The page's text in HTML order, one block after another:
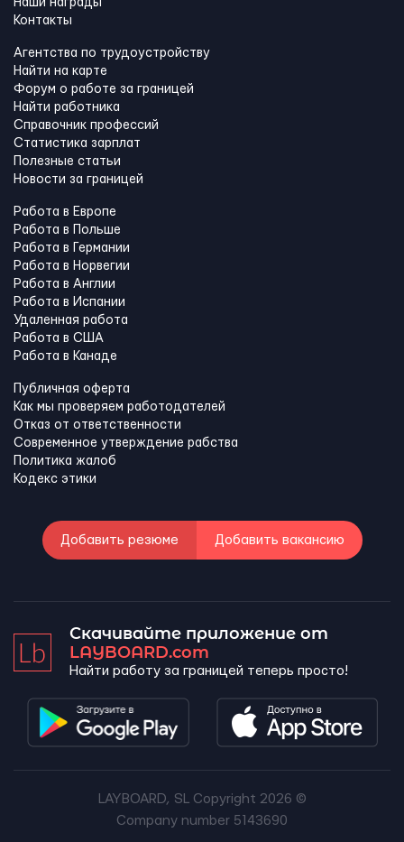
Наши награды
Контакты
Агентства по трудоустройству
Найти на карте
Форум о работе за границей
Найти работника
Справочник профессий
Статистика зарплат
Полезные статьи
Новости за границей
Работа в Европе
Работа в Польше
Работа в Германии
Работа в Норвегии
Работа в Англии
Работа в Испании
Удаленная работа
Работа в США
Работа в Канадe
Публичная оферта
Как мы проверяем работодателей
Отказ от ответственности
Современное утверждение рабства
Политика жалоб
Кодекс этики
Добавить резюме Добавить вакансию
Скачивайте приложение от
LAYBOARD.com
Найти работу за границей теперь просто!
LAYBOARD, SL Copyright 2026 ©
Company number 5143690